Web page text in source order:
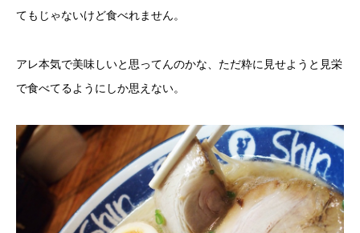
てもじゃないけど食べれません。
アレ本気で美味しいと思ってんのかな、ただ粋に見せようと見栄
で食べてるようにしか思えない。